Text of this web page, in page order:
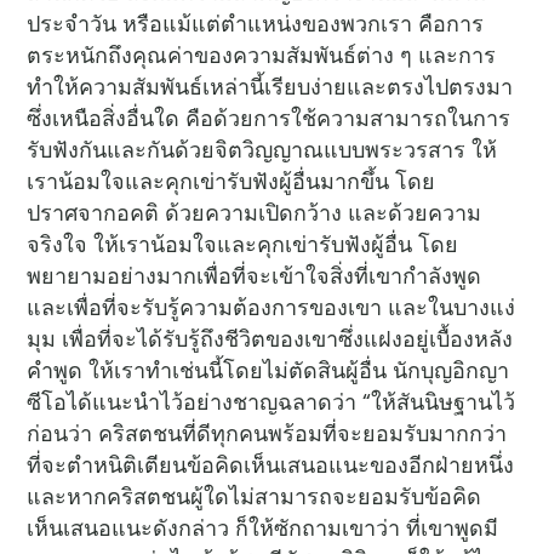
ประจำวัน หรือแม้แต่ตำแหน่งของพวกเรา คือการ
ตระหนักถึงคุณค่าของความสัมพันธ์ต่าง ๆ และการ
ทำให้ความสัมพันธ์เหล่านี้เรียบง่ายและตรงไปตรงมา
ซึ่งเหนือสิ่งอื่นใด คือด้วยการใช้ความสามารถในการ
รับฟังกันและกันด้วยจิตวิญญาณแบบพระวรสาร ให้
เราน้อมใจและคุกเข่ารับฟังผู้อื่นมากขึ้น โดย
ปราศจากอคติ ด้วยความเปิดกว้าง และด้วยความ
จริงใจ ให้เราน้อมใจและคุกเข่ารับฟังผู้อื่น โดย
พยายามอย่างมากเพื่อที่จะเข้าใจสิ่งที่เขากำลังพูด
และเพื่อที่จะรับรู้ความต้องการของเขา และในบางแง่
มุม เพื่อที่จะได้รับรู้ถึงชีวิตของเขาซึ่งแฝงอยู่เบื้องหลัง
คำพูด ให้เราทำเช่นนี้โดยไม่ตัดสินผู้อื่น นักบุญอิกญา
ซีโอได้แนะนำไว้อย่างชาญฉลาดว่า “ให้สันนิษฐานไว้
ก่อนว่า คริสตชนที่ดีทุกคนพร้อมที่จะยอมรับมากกว่า
ที่จะตำหนิติเตียนข้อคิดเห็นเสนอแนะของอีกฝ่ายหนึ่ง
และหากคริสตชนผู้ใดไม่สามารถจะยอมรับข้อคิด
เห็นเสนอแนะดังกล่าว ก็ให้ซักถามเขาว่า ที่เขาพูดมี